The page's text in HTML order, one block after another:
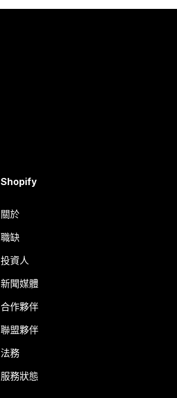
Shopify
關於
職缺
投資人
新聞媒體
合作夥伴
聯盟夥伴
法務
服務狀態